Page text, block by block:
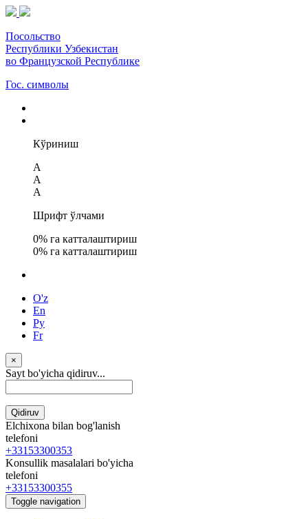
Посольство
Республики Узбекистан
во Французской Республике
Гос. символы
Кўриниш
A
A
A
Шрифт ўлчами
0% га катталаштириш
0% га катталаштириш
O'z
En
Ру
Fr
×
Sayt bo'yicha qidiruv...
Qidiruv
Elchixona bilan bog'lanish
telefoni
+33153300353
Konsullik masalalari bo'yicha
telefoni
+33153300355
Toggle navigation